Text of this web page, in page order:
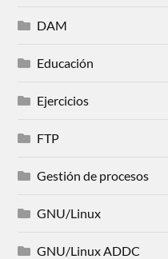
DAM
Educación
Ejercicios
FTP
Gestión de procesos
GNU/Linux
GNU/Linux ADDC